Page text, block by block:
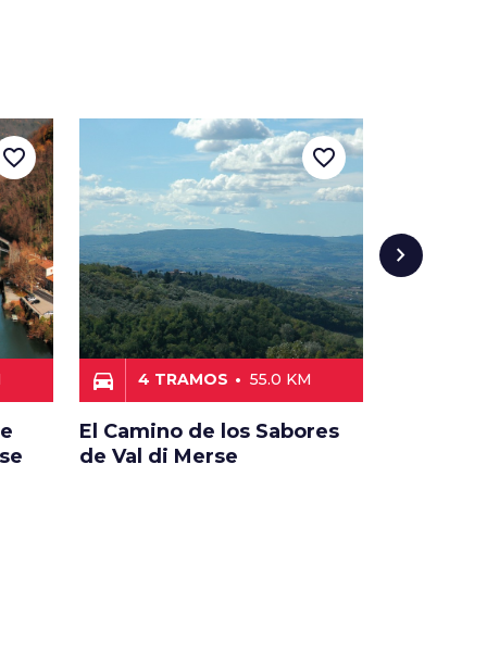
favorite_border
directions_car 4 TRAMOS 55.0 KM
El Camino de los Sabores
de Val di Merse
favorite_border
chevron_right